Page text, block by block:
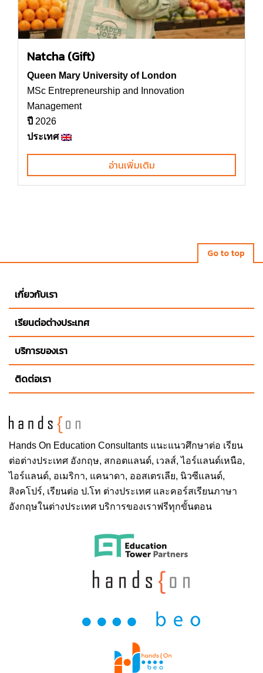
Natcha (Gift)
Queen Mary University of London
MSc Entrepreneurship and Innovation
Management
ปี 2026
ประเทศ
อ่านเพิ่มเติม
Go to top
Hands On Education Consultants แนะแนวศึกษาต่อ เรียน
ต่อต่างประเทศ อังกฤษ, สกอตแลนด์, เวลส์, ไอร์แลนด์เหนือ,
ไอร์แลนด์, อเมริกา, แคนาดา, ออสเตรเลีย, นิวซีแลนด์,
สิงคโปร์, เรียนต่อ ป.โท ต่างประเทศ และคอร์สเรียนภาษา
อังกฤษในต่างประเทศ บริการของเราฟรีทุกขั้นตอน
เกี่ยวกับเรา
เรียนต่อต่างประเทศ
บริการของเรา
ติดต่อเรา